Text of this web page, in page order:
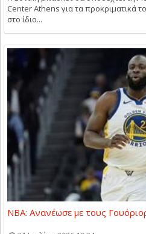
Center Athens για τα προκριματικά
στο ίδιο...
NBA: Ανανέωσε με τους